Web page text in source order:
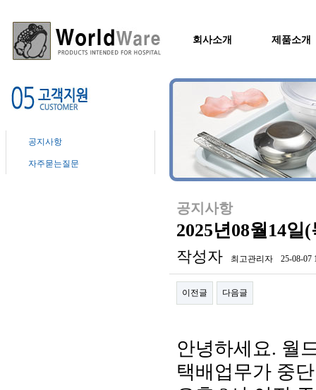
회사소개 제품소개
공지사항
자주묻는질문
공지사항
2025년08월14
작성자 최고관리자 25-08-07
이전글 다음글
안녕하세요. 월
택배업무가 중